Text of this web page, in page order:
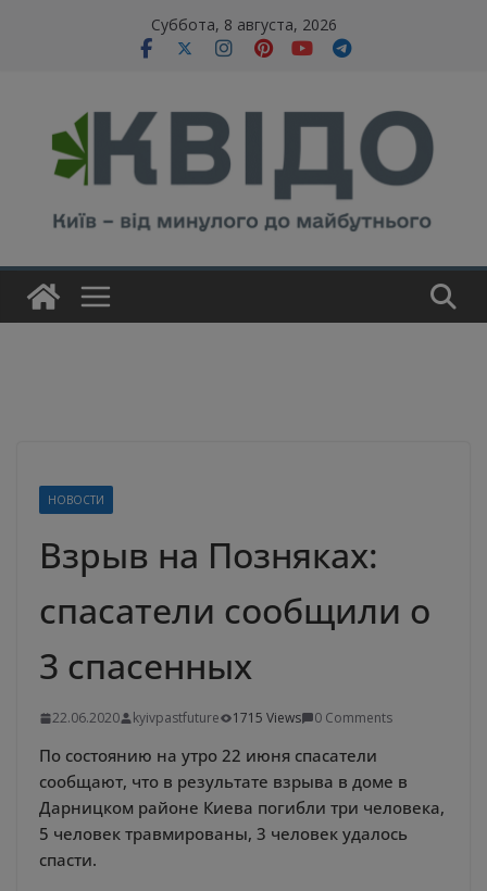
Суббота, 8 августа, 2026
НОВОСТИ
Взрыв на Позняках:
спасатели сообщили о
3 спасенных
22.06.2020 kyivpastfuture 1715 Views 0 Comments
По состоянию на утро 22 июня спасатели
сообщают, что в результате взрыва в доме в
Дарницком районе Киева погибли три человека,
5 человек травмированы, 3 человек удалось
спасти.
modal-check